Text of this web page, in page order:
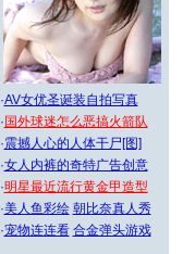
·AV女优圣诞装自拍写真
· 国外球迷怎么恶搞火箭队
·震撼人心的人体干尸[图]
·女人内裤的奇特广告创意
·明星最近流行黄金甲造型
·美人鱼彩绘 朝比奈真人秀
·宠物连连看 合金弹头游戏